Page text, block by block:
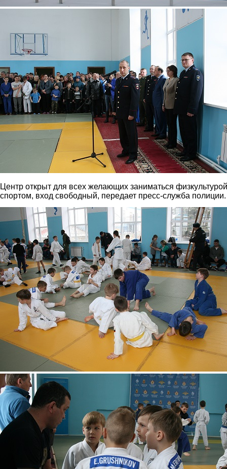
Центр открыт для всех желающих заниматься
спортом, вход свободный, передает пресс-служба полиции.
3.jpg